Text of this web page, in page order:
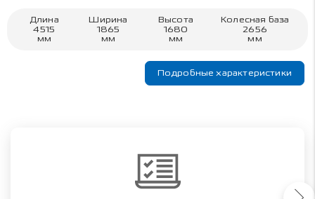
Длина
4515
мм
Ширина
1865
мм
Высота
1680
мм
Колесная база
2656
мм
Подробные характеристики